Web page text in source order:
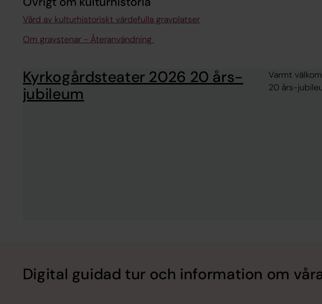
Vård av kulturhistoriskt värdefulla gravplatser
Om gravstenar - Återanvändning
Kyrkogårdsteater 2026 20 års-
jubileum
Varmt
20 års-
Digital guidad tur och information om